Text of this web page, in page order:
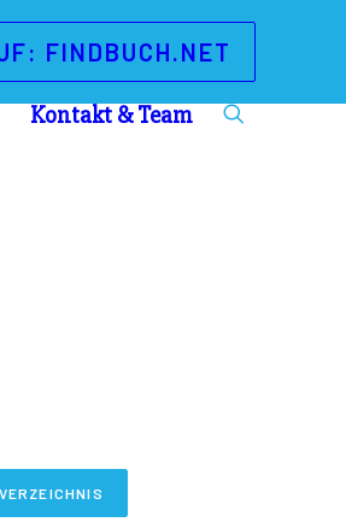
FINDBUCH.NET
Kontakt & Team